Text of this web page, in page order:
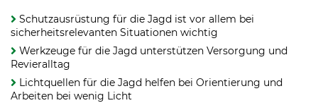
Schutzausrüstung für die Jagd ist vor allem bei
sicherheitsrelevanten Situationen wichtig
Werkzeuge für die Jagd unterstützen Versorgung und
Revieralltag
Lichtquellen für die Jagd helfen bei Orientierung und
Arbeiten bei wenig Licht